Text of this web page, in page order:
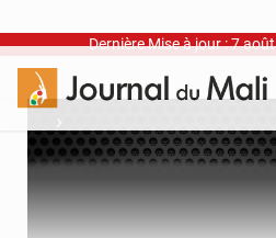
Dernière Mise à jour : 7
›